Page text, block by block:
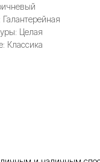
Целая
Классика